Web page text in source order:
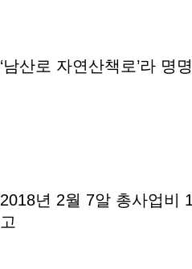
‘남산로 자연산책로’라 명
2018년 2월 7알 총사업비
고